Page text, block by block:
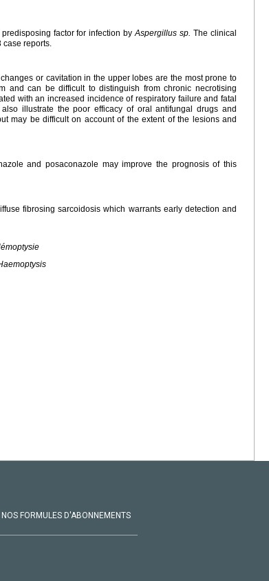
factor for infection byAspergillus sp. The clinical
case reports.
or cavitation in the upper lobes are the most prone to
and can be difficult to distinguish from chronic necrotising
with an increased incidence of respiratory failure and fatal
illustrate the poor efficacy of oral antifungal drugs and
may be difficult on account of the extent of the lesions and
and posaconazole may improve the prognosis of this
fibrosing sarcoidosis which warrants early detection and
NOS FORMULES D'ABONNEMENTS